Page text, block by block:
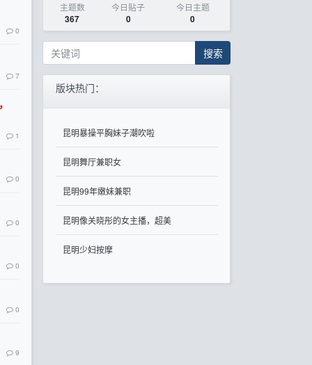
0
7
1
0
0
0
0
9
主题数
367
今日贴子
0
今日主题
0
搜索
版块热门：
昆明暴操平胸妹子潮吹啦
昆明舞厅兼职女
昆明99年嫩妹兼职
昆明像关晓彤的女主播，超美
昆明少妇按摩